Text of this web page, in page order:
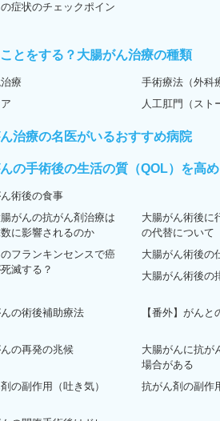
症状のチェックポイン
とをする？大腸がん治療の種類
療 手術療法（外科
人工肛門（スト
治療の名医がいるおすすめ病院
の手術後の生活の質（QOL）を高
術後の食事
がんの抗がん剤治療は
に影響されるのか
大腸がん術後に
の代替について
のフランキンセンスで癌
滅する？
大腸がん術後の
大腸がん術後の
の術後補助療法
【番外】がん
の再発の兆候
大腸がんに抗が
場合がある
の副作用（吐き気）
抗がん剤の副作